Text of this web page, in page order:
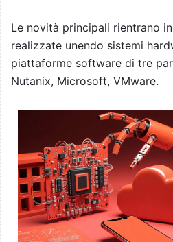
Le novità principali rientrano in
realizzate unendo sistemi
piattaforme software di tre
Nutanix, Microsoft, VMware.